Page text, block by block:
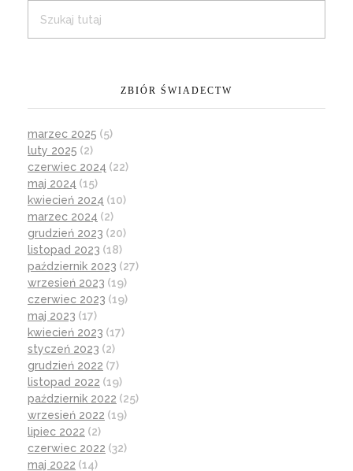
ZBIÓR ŚWIADECTW
marzec 2025 (5)
luty 2025 (2)
czerwiec 2024 (22)
maj 2024 (15)
kwiecień 2024 (10)
marzec 2024 (2)
grudzień 2023 (20)
listopad 2023 (18)
październik 2023 (27)
wrzesień 2023 (19)
czerwiec 2023 (19)
maj 2023 (17)
kwiecień 2023 (17)
styczeń 2023 (2)
grudzień 2022 (7)
listopad 2022 (19)
październik 2022 (25)
wrzesień 2022 (19)
lipiec 2022 (2)
czerwiec 2022 (32)
maj 2022 (14)